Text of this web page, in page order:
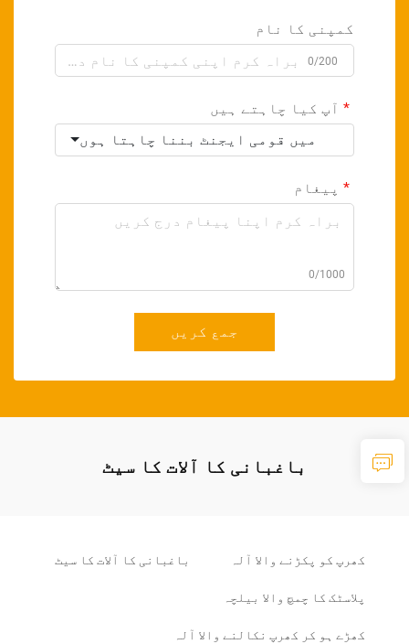
کمپنی کا نام
0/200
آپ کیا چاہتے ہیں
میں قومی ایجنٹ بننا چاہتا ہوں
پیغام
0/1000
جمع کریں
باغبانی کا آلات کا سیٹ
کھرپ کو پکڑنے والا آلہ باغبانی کا آلات کا سیٹ
پلاسٹک کا چمچ والا بیلچہ
کھڑے ہو کر کھرپ نکالنے والا آلہ